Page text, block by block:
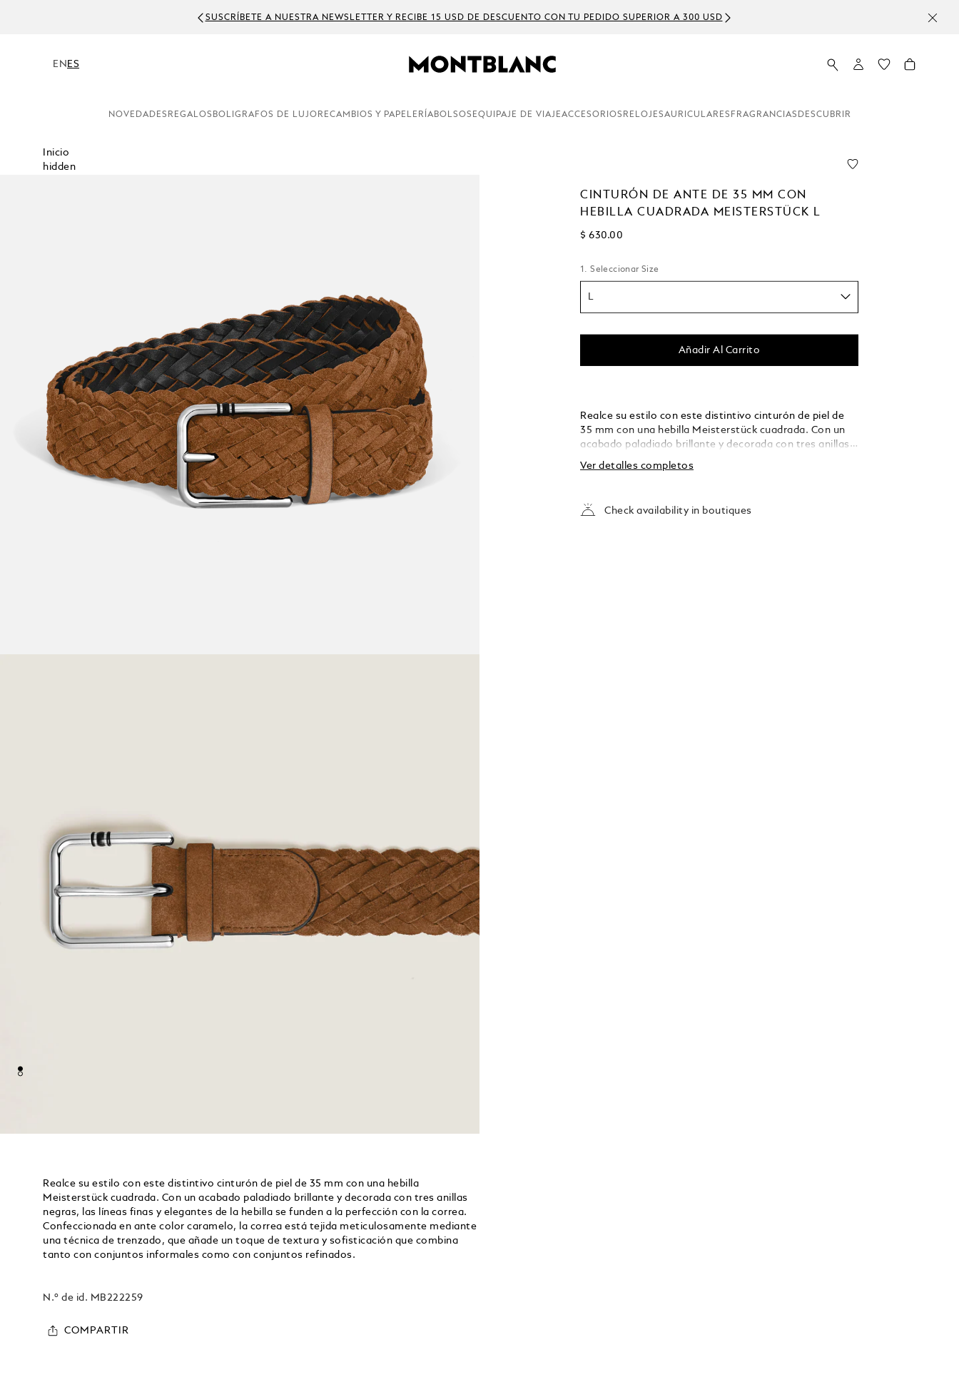
SUSCRÍBETE A NUESTRA NEWSLETTER Y RECIBE 15 USD DE DESCUENTO CON TU PEDIDO SUPERIOR A 300 USD
EN ES
NOVEDADES REGALOS BOLIGRAFOS DE LUJO RECAMBIOS Y PAPELERÍABOLSOS EQUIPAJE DE VIAJEACCESORIOS RELOJESAURICULARES FRAGRANCIAS DESCUBRIR
Inicio
hidden
CINTURÓN DE ANTE DE 35 MM CON
HEBILLA CUADRADA MEISTERSTÜCK L
$ 630.00
1. Seleccionar Size
L
Añadir Al Carrito
Realce su estilo con este distintivo cinturón de piel de
35 mm con una hebilla Meisterstück cuadrada. Con un
acabado paladiado brillante y decorada con tres anillas
funden a la perfección con la correa. Confeccionada en
meticulosamente mediante una técnica de trenzado,
que añade un toque de textura y sofisticación que
Ver detalles completos
Check availability in boutiques
Realce su estilo con este distintivo cinturón de piel de 35 mm con una hebilla
Meisterstück cuadrada. Con un acabado paladiado brillante y decorada con tres anillas
negras, las líneas finas y elegantes de la hebilla se funden a la perfección con la correa.
Confeccionada en ante color caramelo, la correa está tejida meticulosamente mediante
una técnica de trenzado, que añade un toque de textura y sofisticación que combina
tanto con conjuntos informales como con conjuntos refinados.
N.º de id. MB222259
COMPARTIR